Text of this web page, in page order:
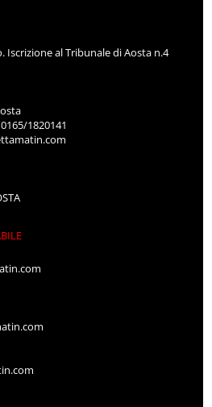
Iscrizione al Tribunale di Aosta n.4
1820141